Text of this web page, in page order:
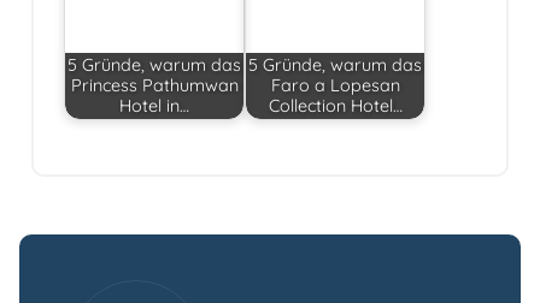
5 Gründe, warum das
Princess Pathumwan
Hotel in…
5 Gründe, warum das
Faro a Lopesan
Collection Hotel…